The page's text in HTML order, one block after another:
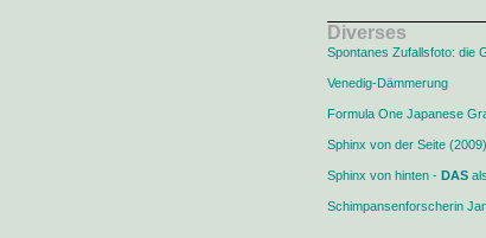
Diverses
Spontanes Zufallsfoto: die
Venedig-Dämmerung
Formula One Japanese
Sphinx von der Seite
Sphinx von hinten - DAS
Schimpansenforscherin